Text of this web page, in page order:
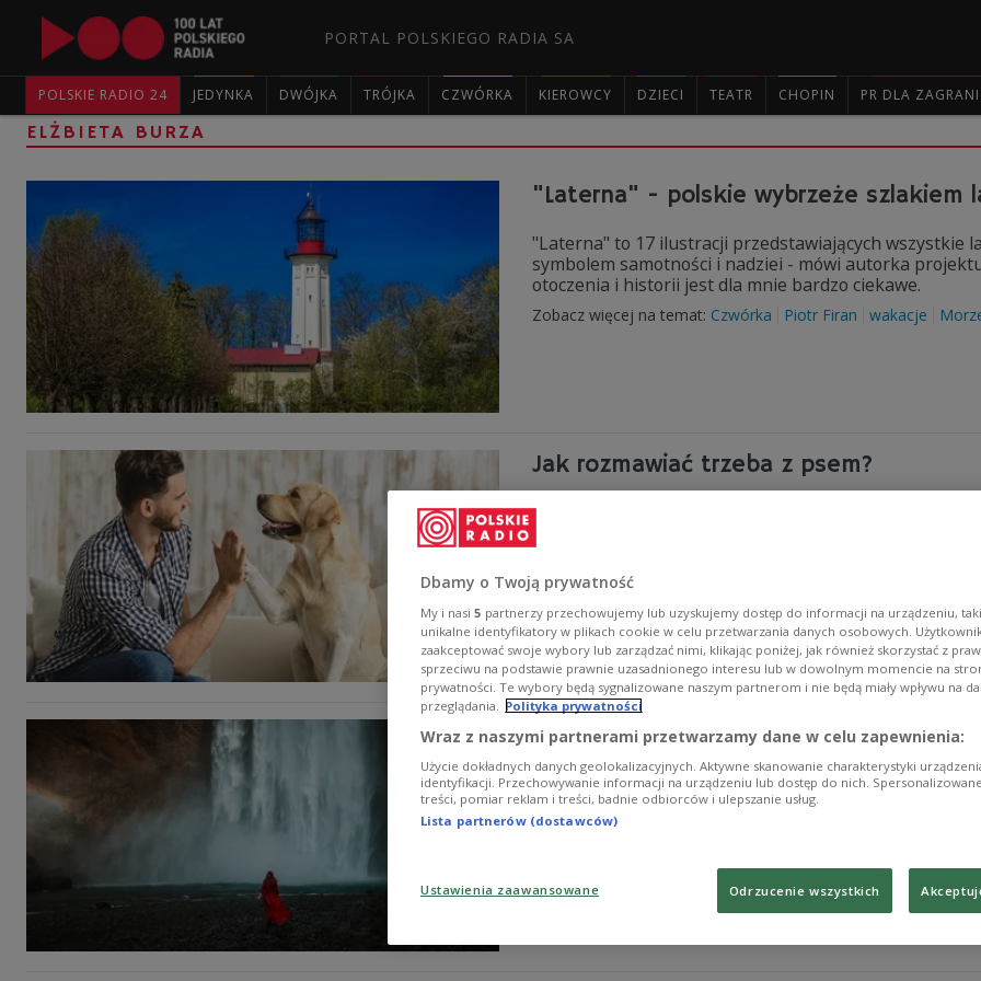
PORTAL POLSKIEGO RADIA SA
POLSKIE RADIO 24 JEDYNKA DWÓJKA TRÓJKA CZWÓRKA KIEROWCY DZIECI TEATR CHOPIN PR DLA
ELŻBIETA BURZA
"Laterna" - polskie wybrzeże szlakiem
"Laterna" to 17 ilustracji przedstawiających wszystkie
symbolem samotności i nadziei - mówi autorka
otoczenia i historii jest dla mnie bardzo ciekawe.
Zobacz więcej na temat: Czwórka Piotr Firan wakacje
Jak rozmawiać trzeba z psem?
Niektórzy czekają, aby zwierzęta przemówiły w
mogli je zrozumieć, to musimy nauczyć się ich języka.
Dźwiękowa mapa Islandii. "Szum,
- Gdy wieje bardzo silny wiatr, jego szum zaczyna
usłyszeć melodię - mówi Katarzyna Paluch, która
ten sposób stworzyła wyjątkową "dźwiękową mapę
Dbamy o Twoją prywatność
My i nasi 5 partnerzy przechowujemy lub uzyskujemy dostęp do informacji na urządzeniu,
unikalne identyfikatory w plikach cookie w celu przetwarzania danych osobowych.
zaakceptować swoje wybory lub zarządzać nimi, klikając poniżej, jak również skorzystać z
sprzeciwu na podstawie prawnie uzasadnionego interesu lub w dowolnym momencie na
prywatności. Te wybory będą sygnalizowane naszym partnerom i nie będą miały wpływu na
przeglądania. Polityka prywatności
Wraz z naszymi partnerami przetwarzamy dane w celu zapewnienia:
Użycie dokładnych danych geolokalizacyjnych. Aktywne skanowanie charakterystyki
identyfikacji. Przechowywanie informacji na urządzeniu lub dostęp do nich.
treści, pomiar reklam i treści, badnie odbiorców i ulepszanie usług.
Lista partnerów (dostawców)
Ustawienia zaawansowane Odrzucenie wszystkich